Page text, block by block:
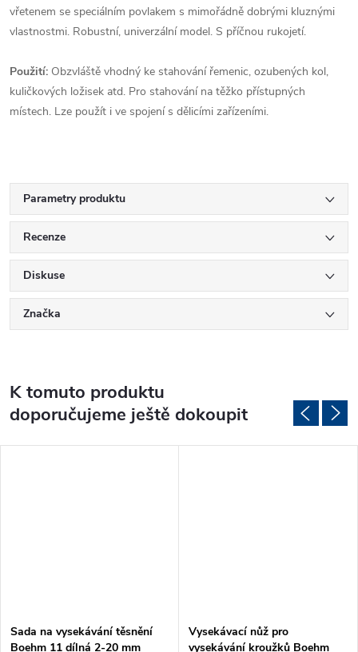
vřetenem se speciálním povlakem s mimořádně dobrými kluznými
vlastnostmi. Robustní, univerzální model. S příčnou rukojetí.
Použití: Obzvláště vhodný ke stahování řemenic, ozubených kol,
kuličkových ložisek atd. Pro stahování na těžko přístupných
místech. Lze použít i ve spojení s dělicími zařízeními.
Parametry produktu
Recenze
Diskuse
Značka
K tomuto produktu
doporučujeme ještě dokoupit
Sada na vysekávání těsnění
Boehm 11 dílná 2-20 mm
Vysekávací nůž pro
vysekávání kroužků Boehm